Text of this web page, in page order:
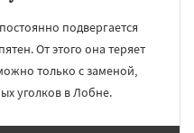
подвергается
От этого она теряет
только с заменой,
уголков в Лобне.